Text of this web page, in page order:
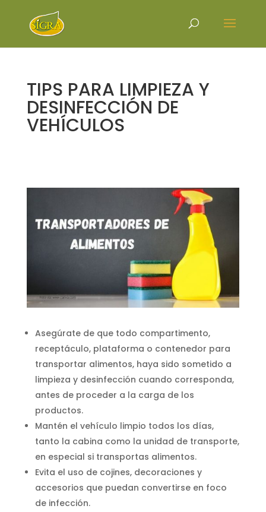
TIPS PARA LIMPIEZA Y
DESINFECCIÓN DE
VEHÍCULOS
Asegúrate de que todo compartimento,
receptáculo, plataforma o contenedor para
transportar alimentos, haya sido sometido a
limpieza y desinfección cuando corresponda,
antes de proceder a la carga de los
productos.
Mantén el vehículo limpio todos los días,
tanto la cabina como la unidad de transporte,
en especial si transportas alimentos.
Evita el uso de cojines, decoraciones y
accesorios que puedan convertirse en foco
de infección.